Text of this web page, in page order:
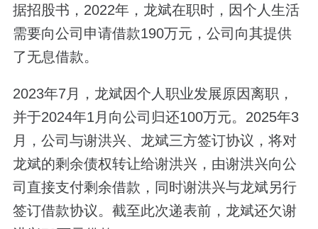
据招股书，2022年，龙斌在职时，因个人生活
需要向公司申请借款190万元，公司向其提供
了无息借款。
2023年7月，龙斌因个人职业发展原因离职，
并于2024年1月向公司归还100万元。2025年3
月，公司与谢洪兴、龙斌三方签订协议，将对
龙斌的剩余债权转让给谢洪兴，由谢洪兴向公
司直接支付剩余借款，同时谢洪兴与龙斌另行
签订借款协议。截至此次递表前，龙斌还欠谢